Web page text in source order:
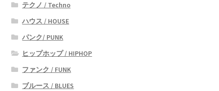
テクノ / Techno
ハウス / HOUSE
パンク/ PUNK
ヒップホップ / HIPHOP
ファンク / FUNK
ブルース / BLUES